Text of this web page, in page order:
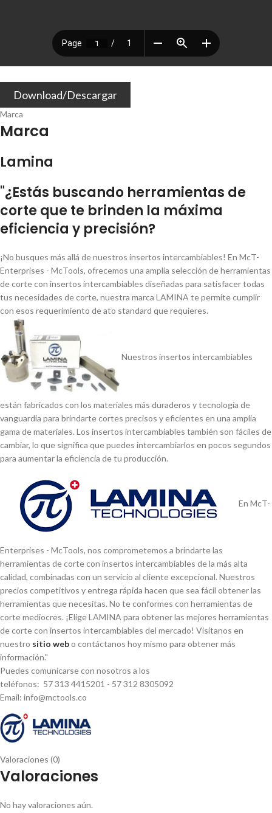
Download/Descargar
Marca
Marca
Lamina
"¿Estás buscando herramientas de
corte que te brinden la máxima
eficiencia y precisión?
¡No busques más allá de nuestros insertos intercambiables! En McT-
Enterprises - McTools, ofrecemos una amplia selección de herramientas
de corte con insertos intercambiables diseñadas para satisfacer todas
tus necesidades de corte, nuestra marca LAMINA te permite cumplir
con esos requerimiento de ato standard que requieres.
Nuestros insertos intercambiables
están fabricados con los materiales más duraderos y tecnologí­a de
vanguardia para brindarte cortes precisos y eficientes en una amplia
gama de materiales. Los insertos intercambiables también son fáciles de
cambiar, lo que significa que puedes intercambiarlos en pocos segundos
para aumentar la eficiencia de tu producción.
En McT-
Enterprises - McTools, nos comprometemos a brindarte las
herramientas de corte con insertos intercambiables de la más alta
calidad, combinadas con un servicio al cliente excepcional. Nuestros
precios competitivos y entrega rápida hacen que sea fácil obtener las
herramientas que necesitas. No te conformes con herramientas de
corte mediocres. ¡Elige LAMINA para obtener las mejores herramientas
de corte con insertos intercambiables del mercado! Visí­tanos en
nuestro sitio webo contáctanos hoy mismo para obtener más
información."
Puedes comunicarse con nosotros a los
teléfonos: 57 313 4415201 - 57 312 8305092
Email: info@mctools.co
Valoraciones (0)
Valoraciones
No hay valoraciones aún.